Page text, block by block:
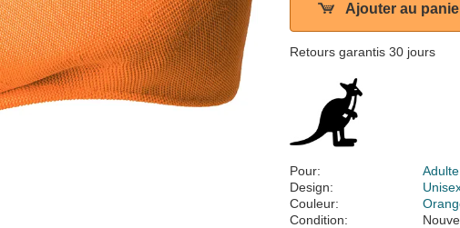
Ajouter au
Retours garantis 30 jours
Pour:
Adulte
Design:
Couleur:
Condition: